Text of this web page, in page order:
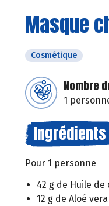
Masque
Cosmétique
Nombre
1
Ingrédients
Pour 1 personne
42 g de Huile de
12 g de Aloé vera